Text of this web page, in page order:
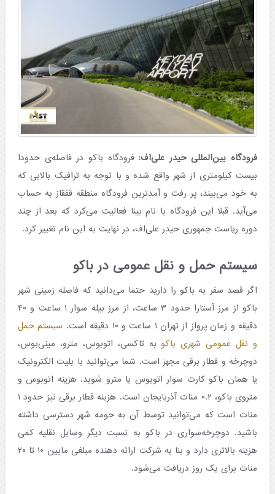
فرودگاه بین‌المللی حیدر علی‌اف: فرودگاه باکو در فاصله‌ی حدودا
بیست کیلومتری از شهر واقع شده و با توجه به ترافیک بالایی که
به خود می‌بیند، پر رفت و آمدترین فرودگاه منطقه قفقاز به حساب
می‌آید. قبلا این فرودگاه با نام بینا فعالیت می‌کرد که بعد از چند
دوره ریاست جمهوری حیدر علی‌اف، در نهایت به این نام تغییر کرد.
سیستم حمل و نقل عمومی در باکو
اگر قصد سفر به باکو را دارید حتما می‌دانید که فاصله زمینی شهر
باکو از مرز آستارا حدود ۳ ساعت، از مرز بیله سوار ۱ ساعت و ۴۰
دقیقه و زمان پرواز از تهران ۱ ساعت و ۱۰ دقیقه است.
سیستم حمل
و نقل عمومی شهری باکوبه تاکسی، اتوبوس، مترو، مینی‌بوس،
دوچرخه و قطار برقی مجهز است. شما می‌توانید با بلیت الکترونیک
یا همان باکو کارت سوار اتوبوس یا مترو شوید. هزینه اتوبوس و
متروی باکو، ۰.۲ منات آذربایجان است. هزینه قطار برقی نیز حدود ۱
منات است که می‌توانید توسط آن به حومه شهر دسترسی داشته
باشید. دوچرخه‌سواری در باکو به نسبت دیگر وسایل نقلیه کمی
هزینه بالاتری دارد و بنا به شرکت ارائه دهنده مبلغی مابین ۱۰ تا ۲۰
منات برای یک روز دریافت می‌شود.